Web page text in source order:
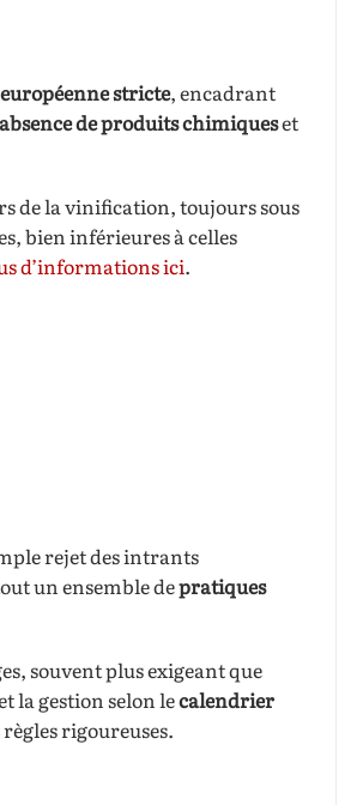
stricte, encadrant
absence de produits chimiqueset
de la vinification, toujours sous
bien inférieures à celles
d’informations ici.
rejet des intrants
un ensemble depratiques
souvent plus exigeant que
la gestion selon lecalendrier
rigoureuses.